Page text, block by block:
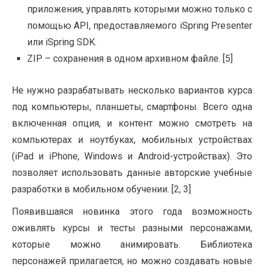
приложения, управлять которыми можно только с
помощью API, предоставляемого iSpring Presenter
или iSpring SDK.
ZIP – сохранения в одном архивном файле. [5]
Не нужно разрабатывать несколько вариантов курса
под компьютеры, планшеты, смартфоны. Всего одна
включенная опция, и контент можно смотреть на
компьютерах и ноутбуках, мобильных устройствах
(iPad и iPhone, Windows и Android-устройствах). Это
позволяет использовать данные авторские учебные
разработки в мобильном обучении. [2, 3]
Появившаяся новинка этого года возможность
оживлять курсы и тесты разными персонажами,
которые можно анимировать. Библиотека
персонажей прилагается, но можно создавать новые